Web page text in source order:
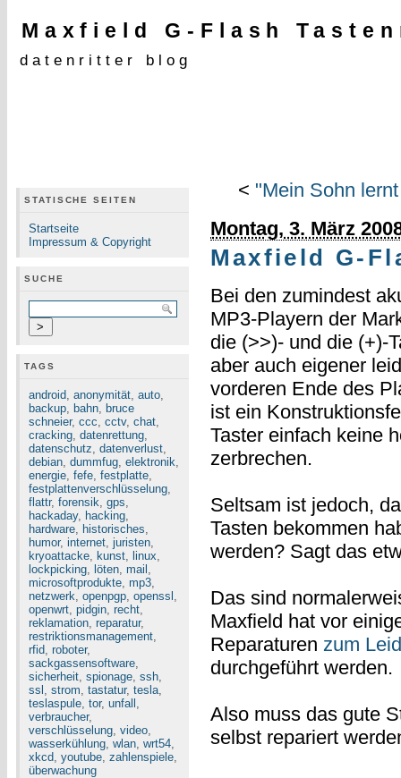
Maxfield G-Flash
datenritter blog
STATISCHE SEITEN
Startseite
Impressum & Copyright
SUCHE
TAGS
android, anonymität, auto,
backup, bahn, bruce
schneier, ccc, cctv, chat,
cracking, datenrettung,
datenschutz, datenverlust,
debian, dummfug, elektronik,
energie, fefe, festplatte,
festplattenverschlüsselung,
flattr, forensik, gps,
hackaday, hacking,
hardware, historisches,
humor, internet, juristen,
kryoattacke, kunst, linux,
lockpicking, löten, mail ,
microsoftprodukte, mp3,
netzwerk, openpgp, openssl ,
openwrt, pidgin, recht,
reklamation, reparatur,
restriktionsmanagement,
rfid, roboter,
sackgassensoftware,
sicherheit, spionage, ssh,
ssl , strom, tastatur, tesla,
teslaspule, tor, unfall ,
verbraucher,
verschlüsselung, video,
wasserkühlung, wlan, wrt54,
xkcd, youtube, zahlenspiele,
überwachung
< "Mein Sohn
Montag, 3. März
Maxfield G-
Bei den zumindest
MP3-Playern der
die (>>)- und die (+)-
aber auch eigener
vorderen Ende des
ist ein
Taster einfach keine
zerbrechen.
Seltsam ist jedoch,
Tasten bekommen
werden? Sagt das
Das sind
Maxfield hat vor
Reparaturen zum
durchgeführt werden.
Also muss das gute
selbst repariert